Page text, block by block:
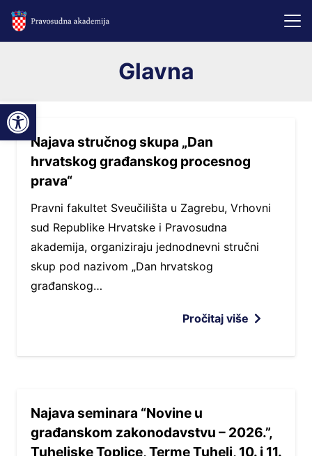
Open toolbar
Glavna
Najava stručnog skupa „Dan
hrvatskog građanskog procesnog
prava“
Pravni fakultet Sveučilišta u Zagrebu, Vrhovni
sud Republike Hrvatske i Pravosudna
akademija, organiziraju jednodnevni stručni
skup pod nazivom „Dan hrvatskog
građanskog…
Pročitaj više
Najava seminara “Novine u
građanskom zakonodavstvu – 2026.”,
Tuheljske Toplice, Terme Tuhelj, 10. i 11.